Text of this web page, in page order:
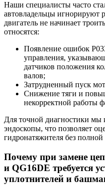
Наши специалисты часто
автовладельцы игнорируют
двигатель не начинает
относятся:
Появление ошибок
управления,
датчиков положения
валов;
Затрудненный пуск
Снижение тяги и
некорректной работы
Для точной диагностики мы
эндоскопы, что позволяет
гидронатяжителя без полной
Почему при замене
и QG16DE требуется
уплотнителей и